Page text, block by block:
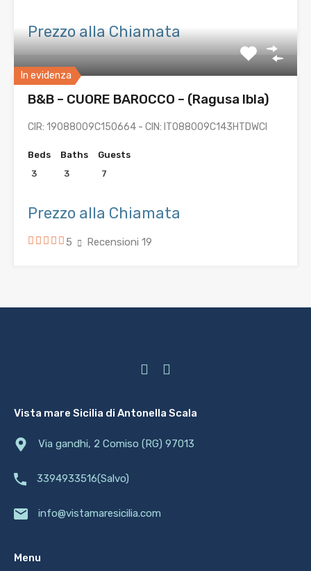
Prezzo alla Chiamata
In evidenza
B&B – CUORE BAROCCO – (Ragusa Ibla)
CIR: 19088009C150664 - CIN: IT088009C143HTDWCI
Beds
3
Baths
3
Guests
7
Prezzo alla Chiamata
5 Recensioni 19
Vista mare Sicilia di Antonella Scala
Via gandhi, 2 Comiso (RG) 97013
3394933516(Salvo)
info@vistamaresicilia.com
Menu